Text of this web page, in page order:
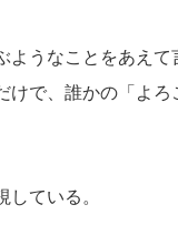
うなことをあえて
で、誰かの「よろ
ている。